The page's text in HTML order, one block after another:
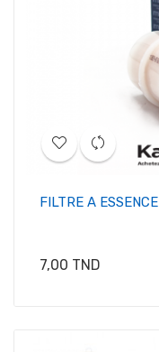
FILTRE A ESSENCE
Prix
7,00 TND